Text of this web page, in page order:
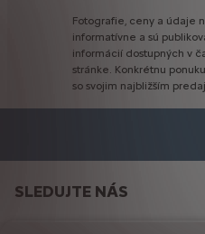
Fotografie, ceny a údaje
informatívne a sú
informácií dostupných v
stránke. Konkrétnu ponuku
so svojim najbližším
SLEDUJTE NÁS